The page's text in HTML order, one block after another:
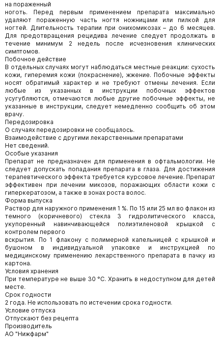
на пораженный
ноготь. Перед первым применением препарата максимально
удаляют пораженную часть ногтя ножницами или пилкой для
ногтей. Длительность терапии при онихомикозах – до 6 месяцев.
Для предотвращения рецидива лечение следует продолжать в
течение минимум 2 недель после исчезновения клинических
симптомов.
Побочное действие
В отдельных случаях могут наблюдаться местные реакции: сухость
кожи, гиперемия кожи (покраснение), жжение. Побочные эффекты
носят обратимый характер и не требуют отмены лечения. Если
любые из указанных в инструкции побочных эффектов
усугубляются, отмечаются любые другие побочные эффекты, не
указанные в инструкции, следует немедленно сообщить об этом
врачу.
Передозировка
О случаях передозировки не сообщалось.
Взаимодействие с другими лекарственными препаратами
Нет сведений.
Особые указания
Препарат не предназначен для применения в офтальмологии. Не
следует допускать попадания препарата в глаза. Для достижения
терапевтического эффекта требуется курсовое лечение. Препарат
эффективен при лечении микозов, поражающих области кожи с
гиперкератозом, а также в зонах роста волос.
Форма выпуска
Раствор для наружного применения 1 %. По 15 или 25 мл во флакон из
темного (коричневого) стекла 3 гидролитического класса,
укупоренный навинчивающейся полиэтиленовой крышкой с
контролем первого
вскрытия. По 1 флакону с полимерной капельницей с крышкой и
бушоном в индивидуальной упаковке и инструкцией по
медицинскому применению лекарственного препарата в пачку из
картона.
Условия хранения
При температуре не выше 30 °С. Хранить в недоступном для детей
месте.
Срок годности
2 года. Не использовать по истечении срока годности.
Условие отпуска
Отпускают без рецепта
Производитель
АО "Нижфарм"